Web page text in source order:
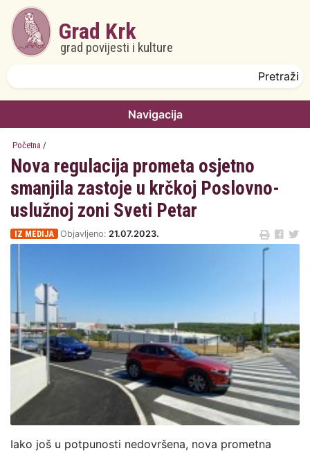
Skoči na glavni sadržaj
Grad Krk
grad povijesti i kulture
Navigacija
Početna /
Nova regulacija prometa osjetno
smanjila zastoje u krčkoj Poslovno-
uslužnoj zoni Sveti Petar
IZ MEDIJA Objavljeno: 21.07.2023.
Iako još u potpunosti nedovršena, nova prometna